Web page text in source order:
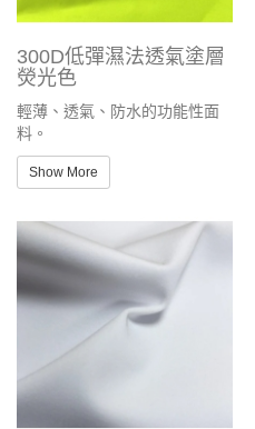
300D低彈濕法透氣塗層
熒光色
輕薄、透氣、防水的功能性面
料。
Show More